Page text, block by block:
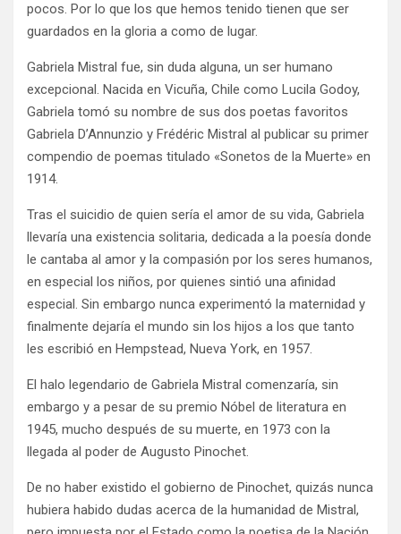
pocos. Por lo que los que hemos tenido tienen que ser
guardados en la gloria a como de lugar.
Gabriela Mistral fue, sin duda alguna, un ser humano
excepcional. Nacida en Vicuña, Chile como Lucila Godoy,
Gabriela tomó su nombre de sus dos poetas favoritos
Gabriela D’Annunzio y Frédéric Mistral al publicar su primer
compendio de poemas titulado «Sonetos de la Muerte» en
1914.
Tras el suicidio de quien sería el amor de su vida, Gabriela
llevaría una existencia solitaria, dedicada a la poesía donde
le cantaba al amor y la compasión por los seres humanos,
en especial los niños, por quienes sintió una afinidad
especial. Sin embargo nunca experimentó la maternidad y
finalmente dejaría el mundo sin los hijos a los que tanto
les escribió en Hempstead, Nueva York, en 1957.
El halo legendario de Gabriela Mistral comenzaría, sin
embargo y a pesar de su premio Nóbel de literatura en
1945, mucho después de su muerte, en 1973 con la
llegada al poder de Augusto Pinochet.
De no haber existido el gobierno de Pinochet, quizás nunca
hubiera habido dudas acerca de la humanidad de Mistral,